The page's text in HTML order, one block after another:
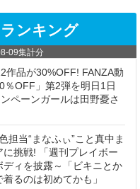
ンキング
09集計分
作品が30%OFF! FANZA動
％OFF」第2弾を明日1日
ペーンガールは田野憂さ
担当“まなふぃ”こと真中ま
挑戦! 「週刊プレイボー
ィを披露～「ビキニとか
るのは初めてかも」